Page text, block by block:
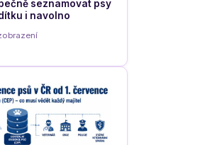
seznamovat psy
i navolno